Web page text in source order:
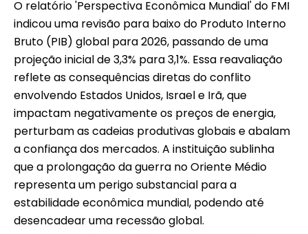
O relatório 'Perspectiva Econômica Mundial' do FMI
indicou uma revisão para baixo do Produto Interno
Bruto (PIB) global para 2026, passando de uma
projeção inicial de 3,3% para 3,1%. Essa reavaliação
reflete as consequências diretas do conflito
envolvendo Estados Unidos, Israel e Irã, que
impactam negativamente os preços de energia,
perturbam as cadeias produtivas globais e abalam
a confiança dos mercados. A instituição sublinha
que a prolongação da guerra no Oriente Médio
representa um perigo substancial para a
estabilidade econômica mundial, podendo até
desencadear uma recessão global.